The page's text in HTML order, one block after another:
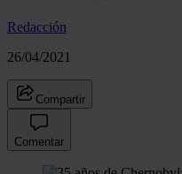
Redacción
26/04/2021
Compartir
Comentar